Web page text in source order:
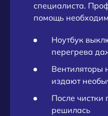
специалиста.
помощь
Ноутбук
перегрева
Вентиляторы
издают
После чистки
решилась